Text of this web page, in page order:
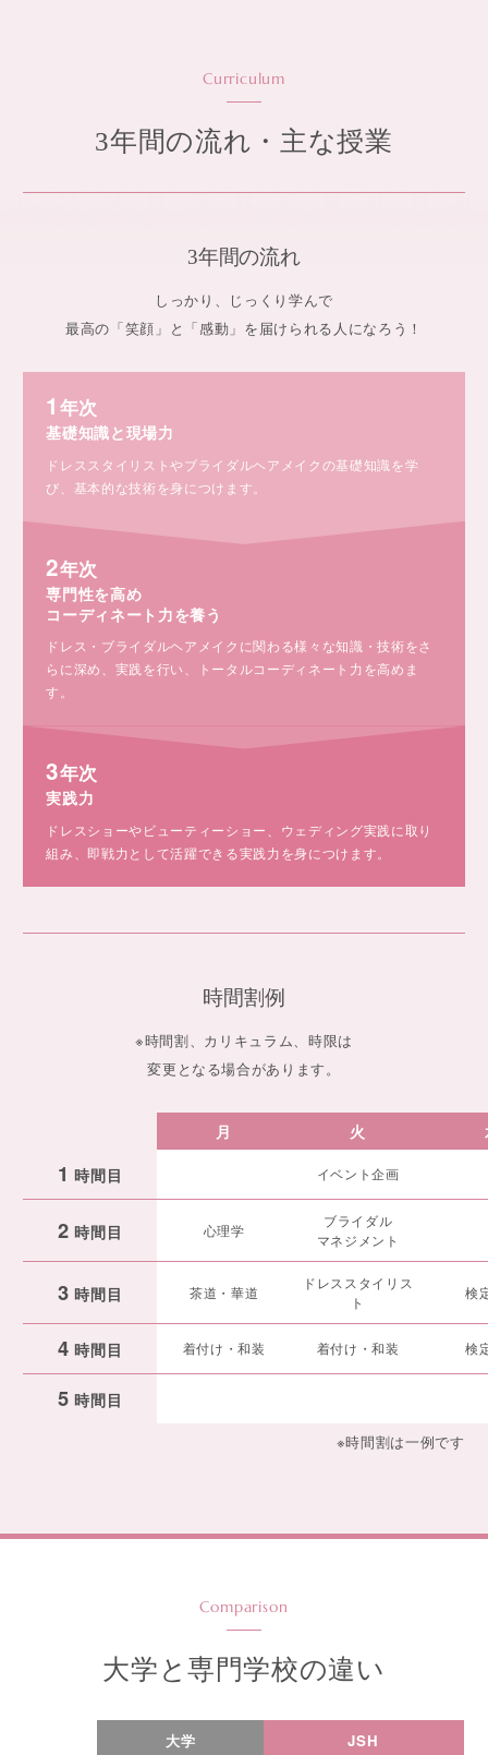
Curriculum
3年間の流れ・主な授業
3年間の流れ
しっかり、じっくり学んで
最高の「笑顔」と「感動」を届けられる人になろう！
1年次
基礎知識と現場力
ドレススタイリストやブライダルヘアメイクの基礎知識を学
び、基本的な技術を身につけます。
2年次
専門性を高め
コーディネート力を養う
ドレス・ブライダルヘアメイクに関わる様々な知識・技術をさ
らに深め、実践を行い、トータルコーディネート力を高めま
す。
3年次
実践力
ドレスショーやビューティーショー、ウェディング実践に取り
組み、即戦力として活躍できる実践力を身につけます。
時間割例
※時間割、カリキュラム、時限は
変更となる場合があります。
月 火
1 時間目 イベント企画
2 時間目 心理学
ブライダル
マネジメント
3 時間目 茶道・華道
ドレススタイリス
ト
検
4 時間目 着付け・和装 着付け・和装 検
5 時間目
※時間割は一例です
Comparison
大学と専門学校の違い
大学 JSH